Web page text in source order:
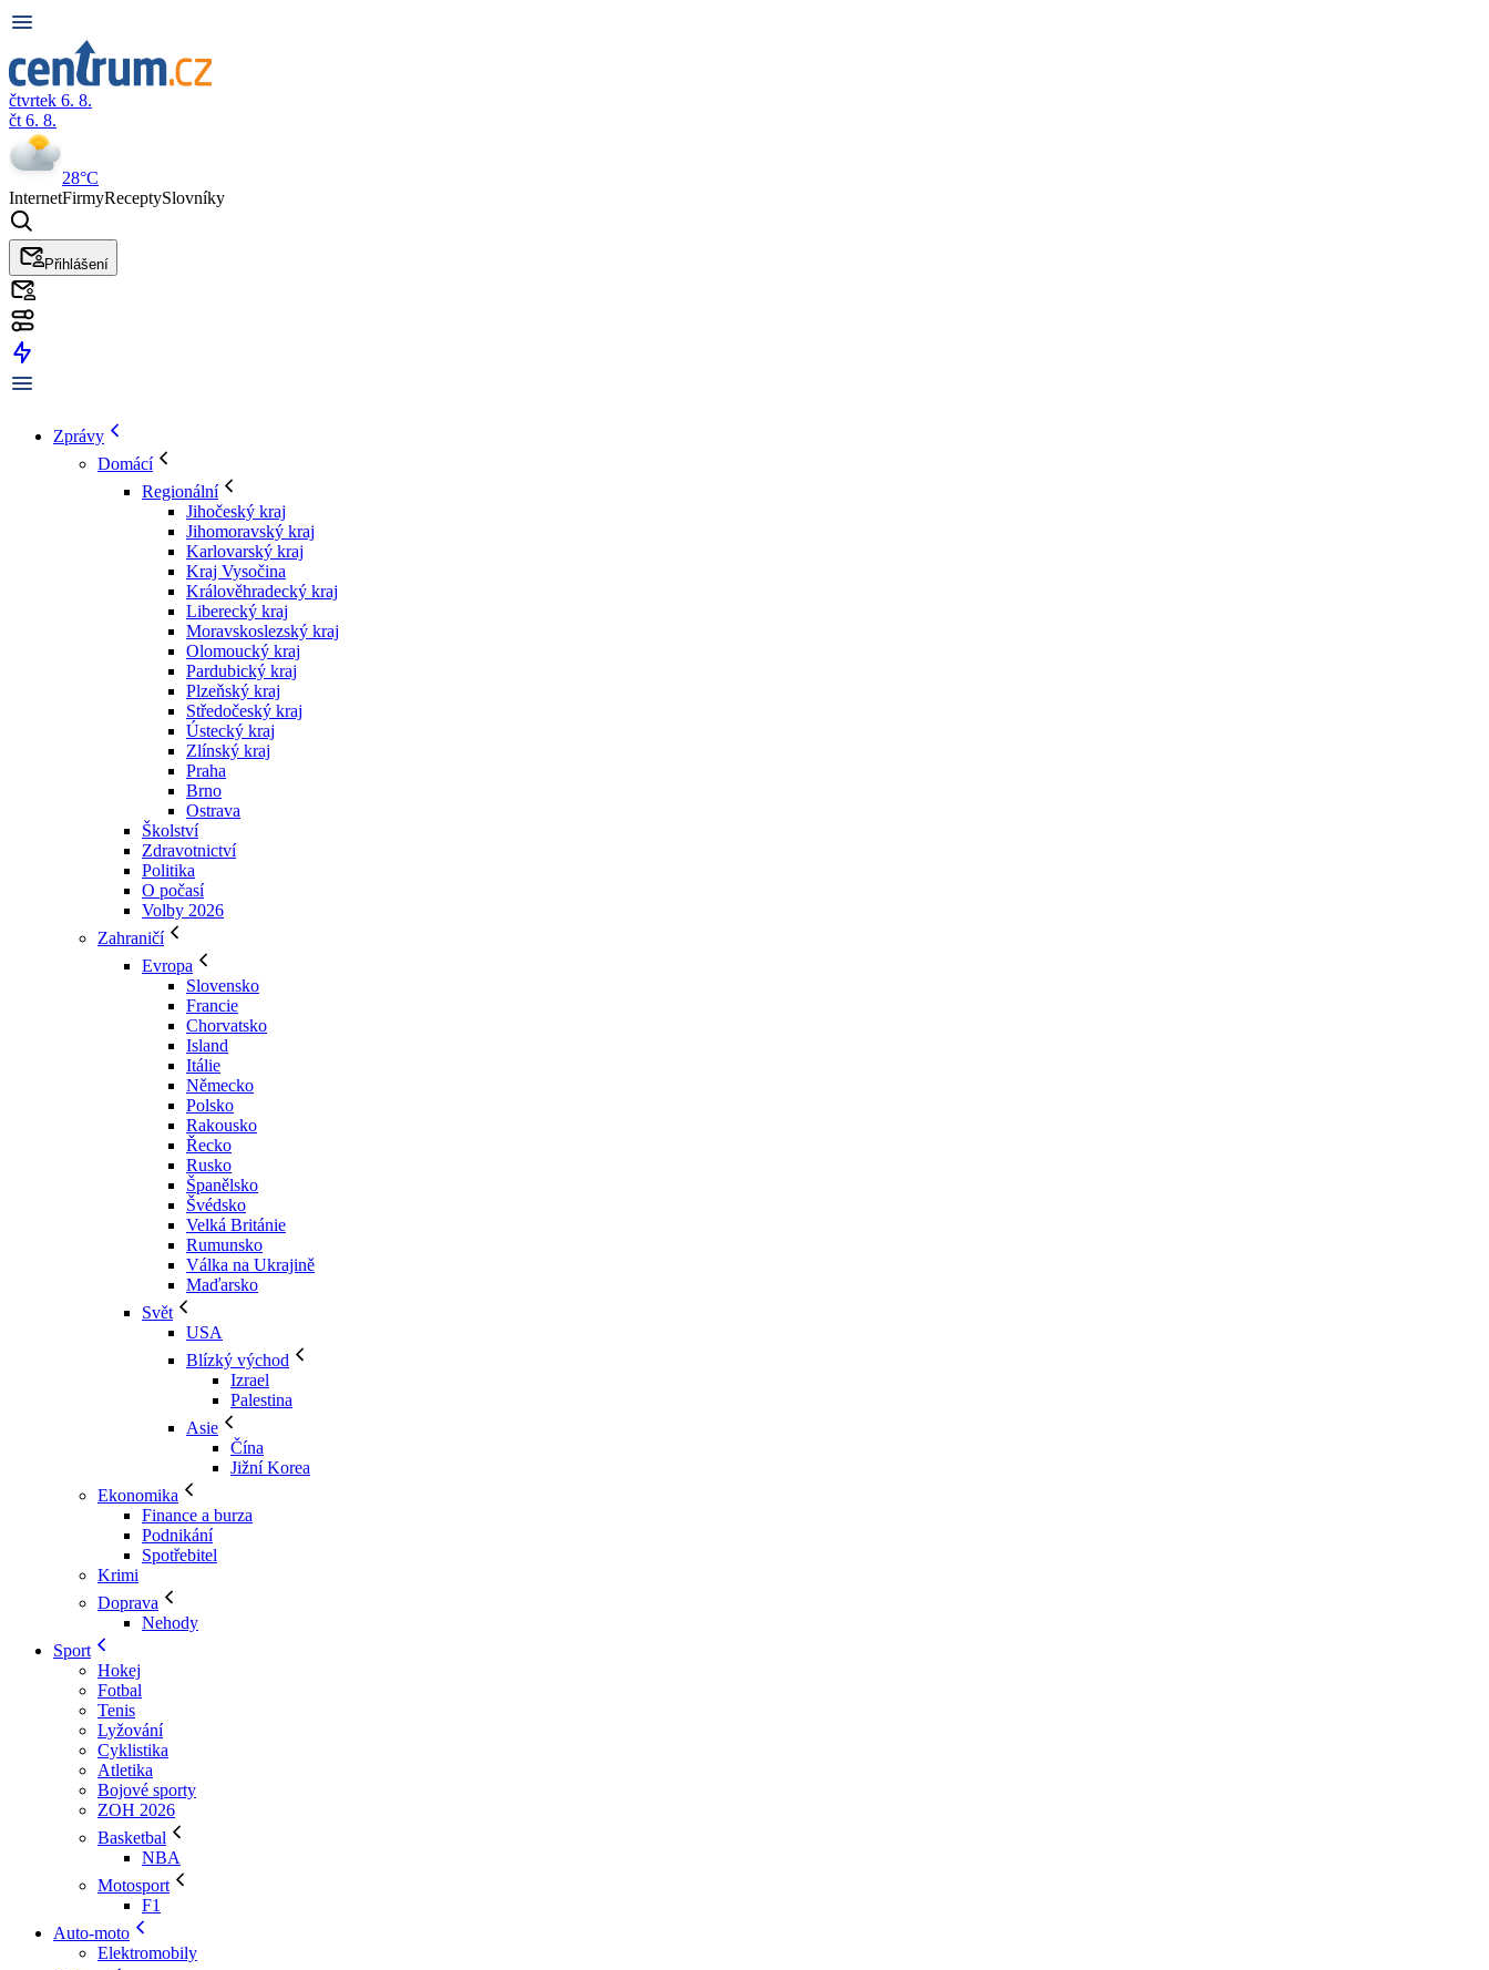
čtvrtek 6. 8.
čt 6. 8.
28°C
InternetFirmyReceptySlovníky
Přihlášení
Zprávy
Domácí
Regionální
Jihočeský kraj
Jihomoravský kraj
Karlovarský kraj
Kraj Vysočina
Králověhradecký kraj
Liberecký kraj
Moravskoslezský kraj
Olomoucký kraj
Pardubický kraj
Plzeňský kraj
Středočeský kraj
Ústecký kraj
Zlínský kraj
Praha
Brno
Ostrava
Školství
Zdravotnictví
Politika
O počasí
Volby 2026
Zahraničí
Evropa
Slovensko
Francie
Chorvatsko
Island
Itálie
Německo
Polsko
Rakousko
Řecko
Rusko
Španělsko
Švédsko
Velká Británie
Rumunsko
Válka na Ukrajině
Maďarsko
Svět
USA
Blízký východ
Izrael
Palestina
Asie
Čína
Jižní Korea
Ekonomika
Finance a burza
Podnikání
Spotřebitel
Krimi
Doprava
Nehody
Sport
Hokej
Fotbal
Tenis
Lyžování
Cyklistika
Atletika
Bojové sporty
ZOH 2026
Basketbal
NBA
Motosport
F1
Auto-moto
Elektromobily